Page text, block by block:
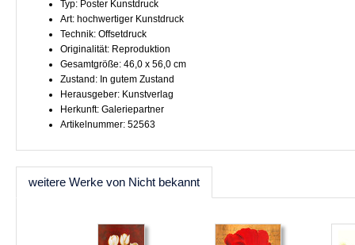
Typ: Poster Kunstdruck
Art: hochwertiger Kunstdruck
Technik: Offsetdruck
Originalität: Reproduktion
Gesamtgröße: 46,0 x 56,0 cm
Zustand: In gutem Zustand
Herausgeber: Kunstverlag
Herkunft: Galeriepartner
Artikelnummer: 52563
weitere Werke von Nicht bekannt